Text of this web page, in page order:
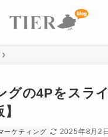
グの4Pをスラ
ーケティング 2025年8月2日